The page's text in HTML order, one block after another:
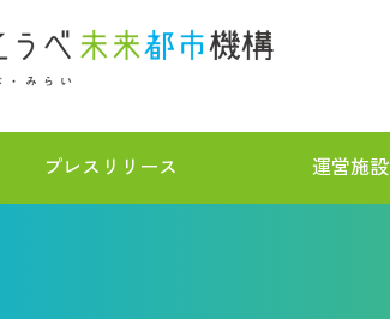
プレスリリース 運営施設